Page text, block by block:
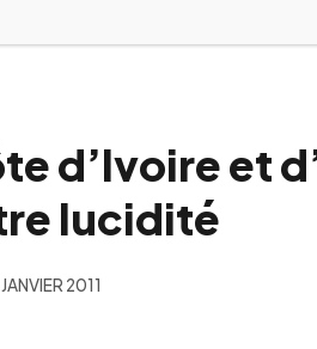
d’Ivoire et
lucidité
2011